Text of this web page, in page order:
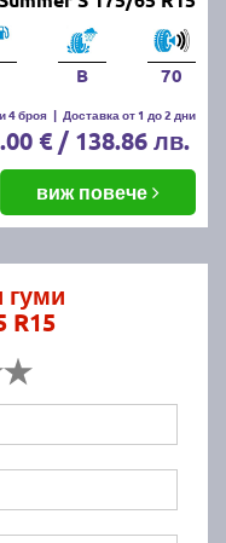
B 70
4 броя | Доставка от 1 до 2 дни
€ / 138.86 лв.
виж повече
гуми
R15